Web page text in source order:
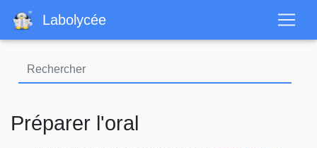
contenu
Labolycée
Préparer l'oral